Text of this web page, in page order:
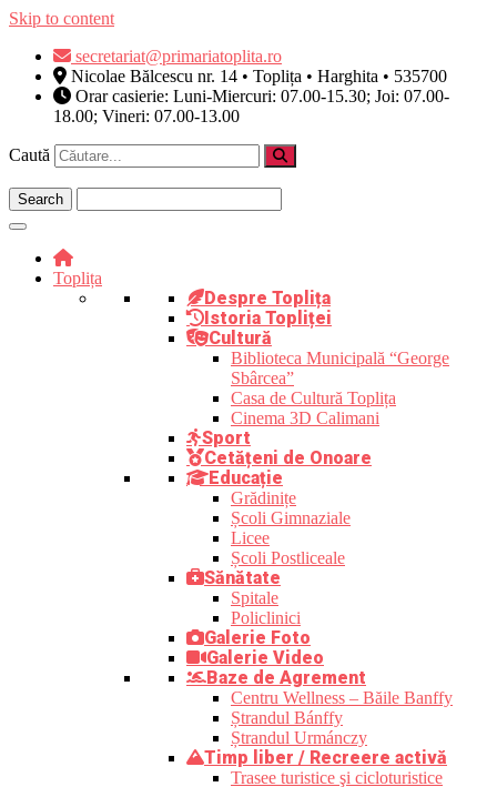
Skip to content
secretariat@primariatoplita.ro
Nicolae Bălcescu nr. 14 • Toplița • Harghita • 535700
Orar casierie: Luni-Miercuri: 07.00-15.30; Joi: 07.00-
18.00; Vineri: 07.00-13.00
Caută
Toplița
Despre Toplița
Istoria Topliței
Cultură
Biblioteca Municipală “George
Sbârcea”
Casa de Cultură Toplița
Cinema 3D Calimani
Sport
Cetățeni de Onoare
Educație
Grădinițe
Școli Gimnaziale
Licee
Școli Postliceale
Sănătate
Spitale
Policlinici
Galerie Foto
Galerie Video
Baze de Agrement
Centru Wellness – Băile Banffy
Ștrandul Bánffy
Ștrandul Urmánczy
Timp liber / Recreere activă
Trasee turistice şi cicloturistice